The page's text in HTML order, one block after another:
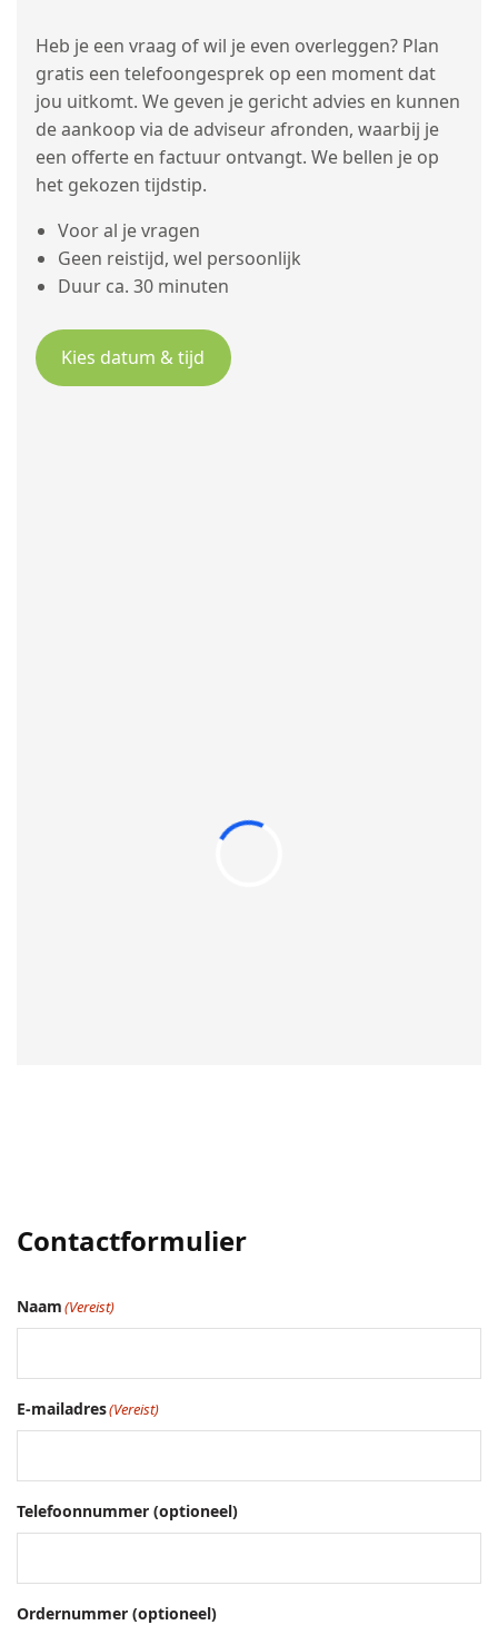
Heb je een vraag of wil je even overleggen? Plan
gratis een telefoongesprek op een moment dat
jou uitkomt. We geven je gericht advies en kunnen
de aankoop via de adviseur afronden, waarbij je
een offerte en factuur ontvangt. We bellen je op
het gekozen tijdstip.
Voor al je vragen
Geen reistijd, wel persoonlijk
Duur ca. 30 minuten
Kies datum & tijd
Contactformulier
Naam(Vereist)
E-mailadres(Vereist)
Telefoonnummer (optioneel)
Ordernummer (optioneel)